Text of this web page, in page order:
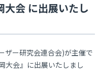
会 に出展いたし
ザー研究会連合会)が主催で
大会』に出展いたしまし